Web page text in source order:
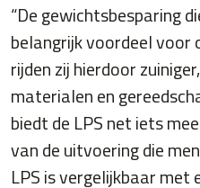
“De gewichtsbesparing
belangrijk voordeel voor
rijden zij hierdoor
materialen en
biedt de LPS net iets
van de uitvoering die
LPS is vergelijkbaar met